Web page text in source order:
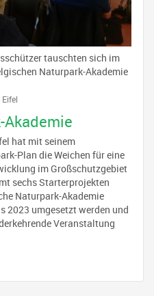
tauschten sich im
Naturpark-Akademie
Akademie
hat mit seinem
Plan die Weichen für eine
im Großschutzgebiet
sechs Starterprojekten
Naturpark-Akademie
2023 umgesetzt werden und
Veranstaltung